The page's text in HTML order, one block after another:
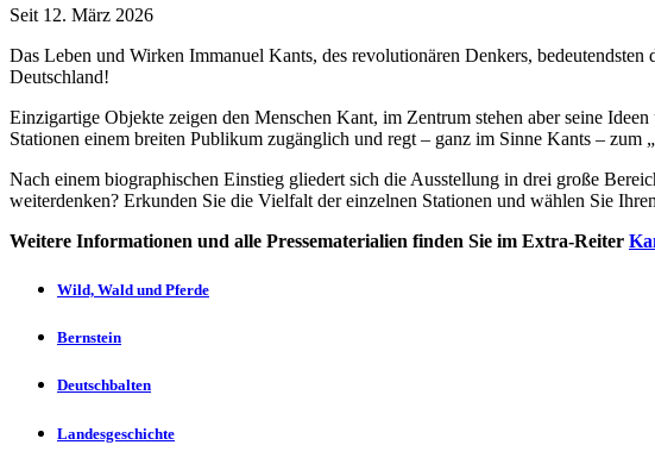
Seit 12. März 2026
Das Leben und Wirken Immanuel Kants, des revolutionären Denkers,
Deutschland!
Einzigartige Objekte zeigen den Menschen Kant, im Zentrum stehen aber seine
Stationen einem breiten Publikum zugänglich und regt – ganz im Sinne Kants –
Nach einem biographischen Einstieg gliedert sich die Ausstellung in drei große
weiterdenken? Erkunden Sie die Vielfalt der einzelnen Stationen und wählen Sie
Weitere Informationen und alle Pressematerialien finden Sie im Extra-Reiter
Wild, Wald und Pferde
Bernstein
Deutschbalten
Landesgeschichte